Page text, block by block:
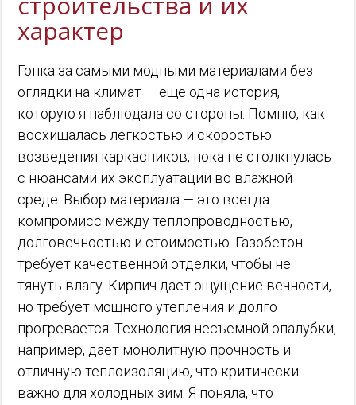
характер
Гонка за самыми модными материалами без
оглядки на климат — еще одна история,
которую я наблюдала со стороны. Помню, как
восхищалась легкостью и скоростью
возведения каркасников, пока не столкнулась
с нюансами их эксплуатации во влажной
среде. Выбор материала — это всегда
компромисс между теплопроводностью,
долговечностью и стоимостью. Газобетон
требует качественной отделки, чтобы не
тянуть влагу. Кирпич дает ощущение вечности,
но требует мощного утепления и долго
прогревается. Технология несъемной опалубки,
например, дает монолитную прочность и
отличную теплоизоляцию, что критически
важно для холодных зим. Я поняла, что